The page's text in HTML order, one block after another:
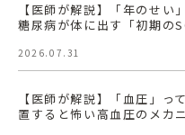
【医師が解説】「年のせい
糖尿病が体に出す「初期の
2026.07.31
【医師が解説】「血圧」っ
置すると怖い高血圧のメカ